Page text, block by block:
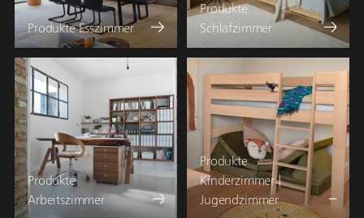
Produkte Esszimmer
Produkte
Schlafzimmer
Produkte
Arbeitszimmer
Produkte
Kinderzimmer |
Jugendzimmer